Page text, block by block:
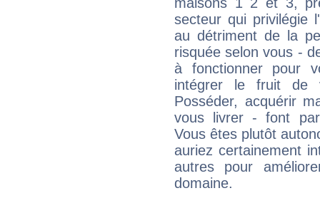
maisons 1 2 et 3,
secteur qui privilégie
au détriment de la
risquée selon vous -
à fonctionner pour
intégrer le fruit de
Posséder, acquérir
vous livrer - font
Vous êtes plutôt
auriez certainement
autres pour
domaine.